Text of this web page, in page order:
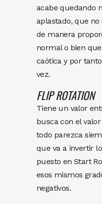
acabe quedando
aplastado, que
de manera
normal o bien
caótica y por
vez.
FLIP ROTATION
Tiene un valor
busca con el
todo parezca
que va a invertir
puesto en Start
esos mismos
negativos.